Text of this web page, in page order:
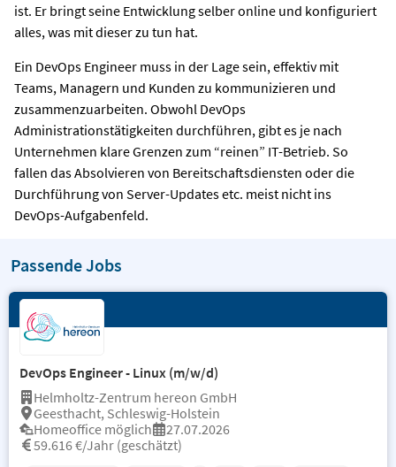
ist. Er bringt seine Entwicklung selber online und konfiguriert
alles, was mit dieser zu tun hat.
Ein DevOps Engineer muss in der Lage sein, effektiv mit
Teams, Managern und Kunden zu kommunizieren und
zusammenzuarbeiten. Obwohl DevOps
Administrationstätigkeiten durchführen, gibt es je nach
Unternehmen klare Grenzen zum “reinen” IT-Betrieb. So
fallen das Absolvieren von Bereitschaftsdiensten oder die
Durchführung von Server-Updates etc. meist nicht ins
DevOps-Aufgabenfeld.
Passende Jobs
DevOps Engineer - Linux (m/w/d)
Helmholtz-Zentrum hereon GmbH
Geesthacht, Schleswig-Holstein
Homeoffice möglich
27.07.2026
59.616 €/Jahr (geschätzt)